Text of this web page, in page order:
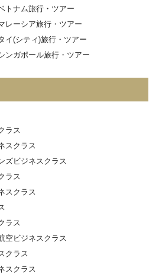
トナム旅行・ツアー
レーシア旅行・ツアー
イ(シティ)旅行・ツアー
ンガポール旅行・ツアー
ラス
スクラス
ズビジネスクラス
ラス
スクラス
ラス
空ビジネスクラス
クラス
スクラス